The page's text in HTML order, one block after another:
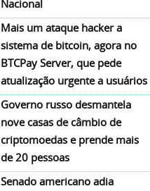
Nacional
Mais um ataque hacker a
sistema de bitcoin, agora no
BTCPay Server, que pede
atualização urgente a usuários
Governo russo desmantela
nove casas de câmbio de
criptomoedas e prende mais
de 20 pessoas
Senado americano adia